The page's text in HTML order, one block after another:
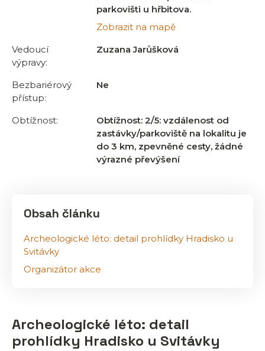
parkovišti u hřbitova.
Zobrazit na mapě
Vedoucí
výpravy:
Zuzana Jarůšková
Bezbariérový
přístup:
Ne
Obtížnost:
Obtížnost: 2/5: vzdálenost od
zastávky/parkoviště na lokalitu je
do 3 km, zpevněné cesty, žádné
výrazné převýšení
Obsah článku
Archeologické léto: detail prohlídky Hradisko u
Svitávky
Organizátor akce
Archeologické léto: detail
prohlídky Hradisko u Svitávky